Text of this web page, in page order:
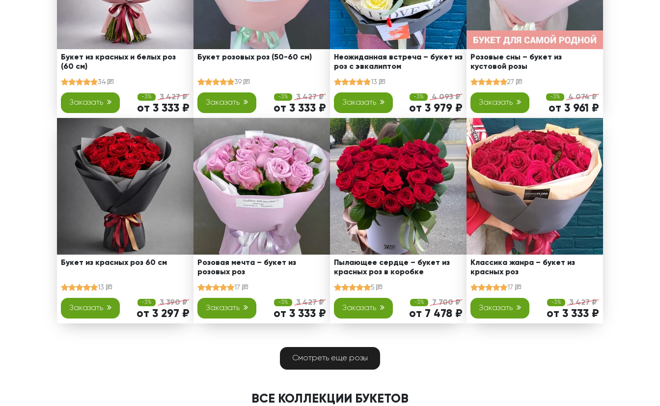
Букет из красных и белых роз
(60 см)
34
Заказать
-3% 3 427 ₽
от 3 333 ₽
Букет розовых роз (50-60 см)
39
Заказать
-3% 3 427 ₽
от 3 333 ₽
Неожиданная встреча – букет из
роз с эвкалиптом
13
Заказать
-3% 4 093 ₽
от 3 979 ₽
Розовые сны – букет из
кустовой розы
27
Заказать
-3% 4 074 ₽
от 3 961 ₽
Букет из красных роз 60 см
13
Заказать
-3% 3 390 ₽
от 3 297 ₽
Розовая мечта – букет из
розовых роз
17
Заказать
-3% 3 427 ₽
от 3 333 ₽
Пылающее сердце – букет из
красных роз в коробке
5
Заказать
-3% 7 700 ₽
от 7 478 ₽
Классика жанра – букет из
красных роз
17
Заказать
-3% 3 427 ₽
от 3 333 ₽
Смотреть еще розы
ВСЕ КОЛЛЕКЦИИ БУКЕТОВ